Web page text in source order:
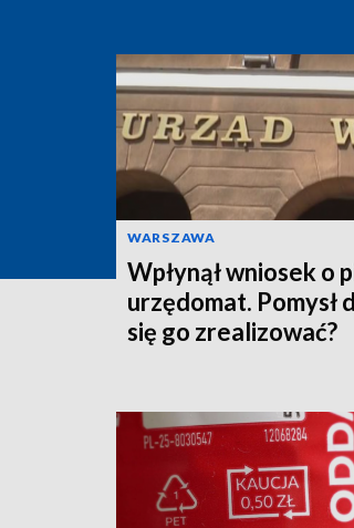
WARSZAWA
Wpłynął wniosek o
urzędomat. Pomysł
się go zrealizować?